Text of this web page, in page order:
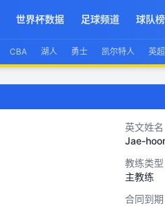
世界杯数据 足球频道 球队榜
CBA 湖人 勇士 凯尔特人 英超
英文姓名
Jae-
教练类型
主教练
合同到期